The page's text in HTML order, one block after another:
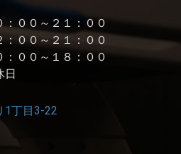
００～２１：００
０～２１：００
００～１８：００
1丁目3-22